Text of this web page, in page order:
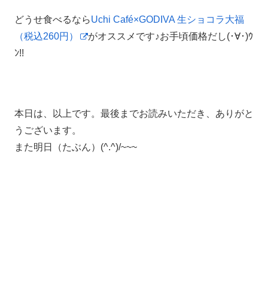
どうせ食べるならUchi Café×GODIVA 生ショコラ大福
（税込260円）
がオススメです♪お手頃価格だし(･∀･)ｳ
ﾝ!!
本日は、以上です。最後までお読みいただき、ありがと
うございます。
また明日（たぶん）(^.^)/~~~